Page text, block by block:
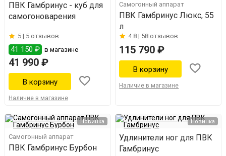
ПВК Гамбринус - куб для
самогоноварения
5 | 5 отзывов
41 150 ₽ в магазине
41 990 ₽
Наличие в магазине
Самогонный аппарат
ПВК Гамбринус Люкс, 55
л
4.8 | 58 отзывов
115 790 ₽
Наличие в магазине
Новинка
Самогонный аппарат
ПВК Гамбринус Бурбон
Новинка
Удлинители ног для ПВК
Гамбринус